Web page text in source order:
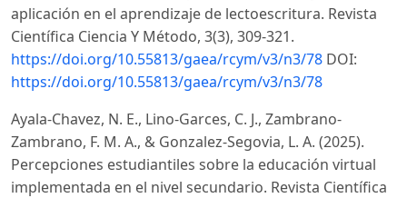
aplicación en el aprendizaje de lectoescritura. Revista
Científica Ciencia Y Método, 3(3), 309-321.
https://doi.org/10.55813/gaea/rcym/v3/n3/78 DOI:
https://doi.org/10.55813/gaea/rcym/v3/n3/78
Ayala-Chavez, N. E., Lino-Garces, C. J., Zambrano-
Zambrano, F. M. A., & Gonzalez-Segovia, L. A. (2025).
Percepciones estudiantiles sobre la educación virtual
implementada en el nivel secundario. Revista Científica